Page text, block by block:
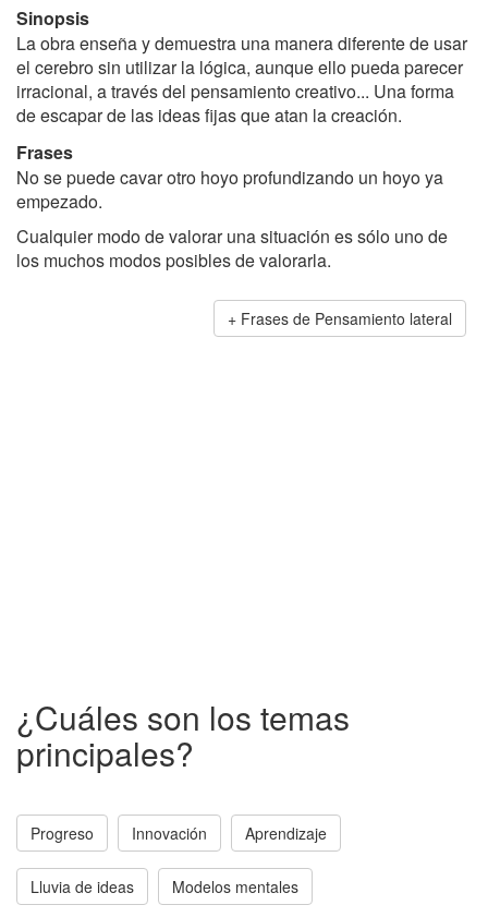
Sinopsis
La obra enseña y demuestra una manera diferente de usar
el cerebro sin utilizar la lógica, aunque ello pueda parecer
irracional, a través del pensamiento creativo... Una forma
de escapar de las ideas fijas que atan la creación.
Frases
No se puede cavar otro hoyo profundizando un hoyo ya
empezado.
Cualquier modo de valorar una situación es sólo uno de
los muchos modos posibles de valorarla.
Frases de Pensamiento lateral
¿Cuáles son los temas
principales?
Progreso Innovación Aprendizaje
Lluvia de ideas Modelos mentales